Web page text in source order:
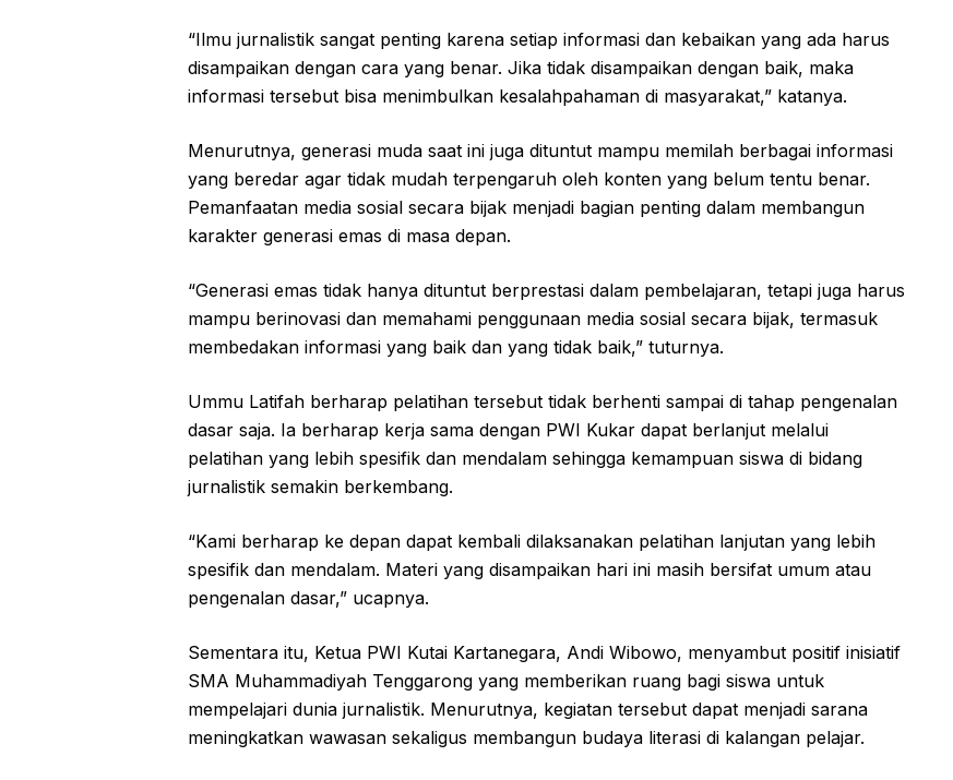
“Ilmu jurnalistik sangat penting karena setiap informasi dan kebaikan yang ada harus
disampaikan dengan cara yang benar. Jika tidak disampaikan dengan baik, maka
informasi tersebut bisa menimbulkan kesalahpahaman di masyarakat,” katanya.
Menurutnya, generasi muda saat ini juga dituntut mampu memilah berbagai informasi
yang beredar agar tidak mudah terpengaruh oleh konten yang belum tentu benar.
Pemanfaatan media sosial secara bijak menjadi bagian penting dalam membangun
karakter generasi emas di masa depan.
“Generasi emas tidak hanya dituntut berprestasi dalam pembelajaran, tetapi juga harus
mampu berinovasi dan memahami penggunaan media sosial secara bijak, termasuk
membedakan informasi yang baik dan yang tidak baik,” tuturnya.
Ummu Latifah berharap pelatihan tersebut tidak berhenti sampai di tahap pengenalan
dasar saja. Ia berharap kerja sama dengan PWI Kukar dapat berlanjut melalui
pelatihan yang lebih spesifik dan mendalam sehingga kemampuan siswa di bidang
jurnalistik semakin berkembang.
“Kami berharap ke depan dapat kembali dilaksanakan pelatihan lanjutan yang lebih
spesifik dan mendalam. Materi yang disampaikan hari ini masih bersifat umum atau
pengenalan dasar,” ucapnya.
Sementara itu, Ketua PWI Kutai Kartanegara, Andi Wibowo, menyambut positif inisiatif
SMA Muhammadiyah Tenggarong yang memberikan ruang bagi siswa untuk
mempelajari dunia jurnalistik. Menurutnya, kegiatan tersebut dapat menjadi sarana
meningkatkan wawasan sekaligus membangun budaya literasi di kalangan pelajar.